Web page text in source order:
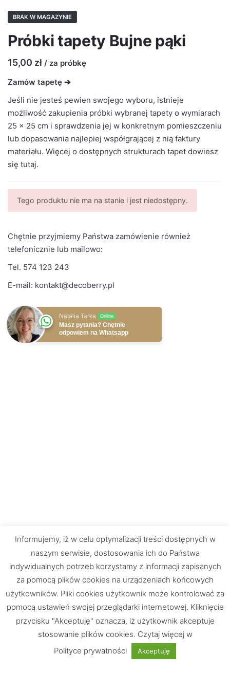
BRAK W MAGAZYNIE
Próbki tapety Bujne pąki
15,00 zł / za próbkę
Zamów tapetę ➔
Jeśli nie jesteś pewien swojego wyboru, istnieje
możliwość zakupienia próbki wybranej tapety o wymiarach
25 × 25 cm i sprawdzenia jej w konkretnym pomieszczeniu
lub dopasowania najlepiej współgrającej z nią faktury
materiału. Więcej o dostępnych strukturach tapet dowiesz
się tutaj.
Tego produktu nie ma na stanie i jest niedostępny.
Chętnie przyjmiemy Państwa zamówienie również
telefonicznie lub mailowo:
Tel. 574 123 243
E-mail: kontakt@decoberry.pl
Natalia Tarka Online
Masz pytania? Chętnie
odpowiem na Whatsapp
Chętnie odpowiemy na Wasze pytania
Informujemy, iż w celu optymalizacji treści dostępnych w
naszym serwisie, dostosowania ich do Państwa
indywidualnych potrzeb korzystamy z informacji zapisanych
za pomocą plików cookies na urządzeniach końcowych
użytkowników. Pliki cookies użytkownik może kontrolować za
pomocą ustawień swojej przeglądarki internetowej. Kliknięcie
przycisku "Akceptuję" oznacza, iż użytkownik akceptuje
stosowanie plików cookies. Czytaj więcej w
Polityce prywatności
Akceptuję